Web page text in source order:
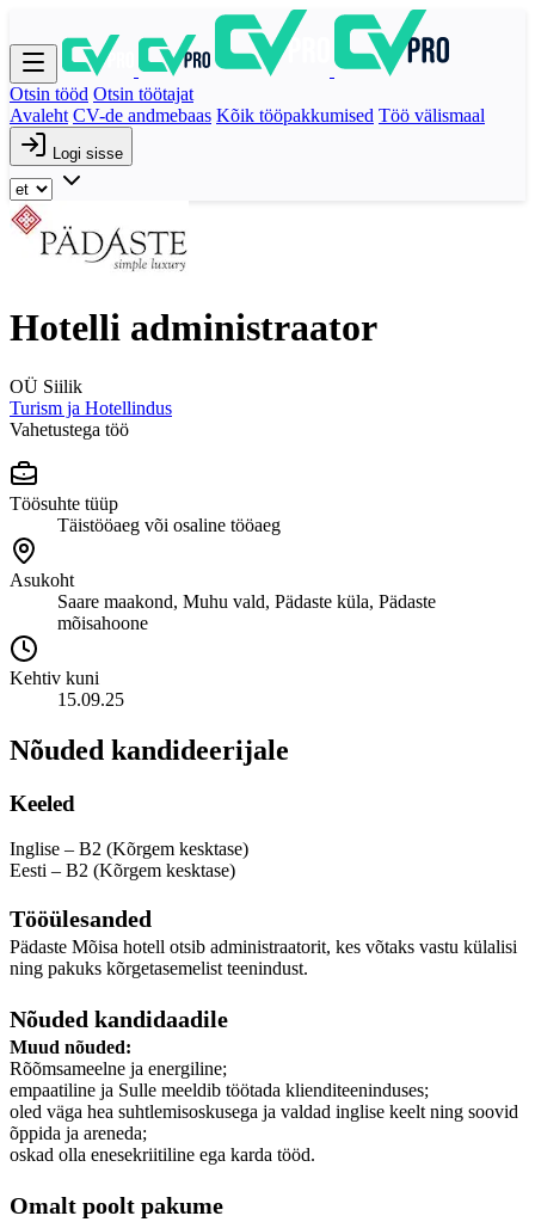
Otsin tööd Otsin töötajat
Avaleht CV-de andmebaas Kõik tööpakkumised Töö välismaal
Logi sisse
Hotelli administraator
OÜ Siilik
Turism ja Hotellindus
Vahetustega töö
Töösuhte tüüp
Täistööaeg või osaline tööaeg
Asukoht
Saare maakond, Muhu vald, Pädaste küla, Pädaste
mõisahoone
Kehtiv kuni
15.09.25
Nõuded kandideerijale
Keeled
Inglise – B2 (Kõrgem kesktase)
Eesti – B2 (Kõrgem kesktase)
Tööülesanded
Pädaste Mõisa hotell otsib administraatorit, kes võtaks vastu külalisi
ning pakuks kõrgetasemelist teenindust.
Nõuded kandidaadile
Muud nõuded:
Rõõmsameelne ja energiline;
empaatiline ja Sulle meeldib töötada klienditeeninduses;
oled väga hea suhtlemisoskusega ja valdad inglise keelt ning soovid
õppida ja areneda;
oskad olla enesekriitiline ega karda tööd.
Omalt poolt pakume